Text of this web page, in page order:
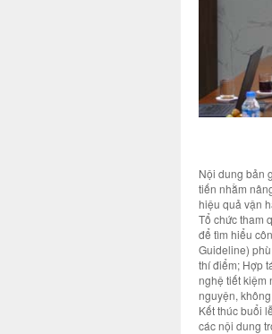
Nội dung bản
tiến nhằm
hiệu quả vận
Tổ chức tham
để tìm hiểu
Guideline)
thí điểm; Hợp
nghệ tiết kiệm
nguyện,
Kết thúc buổi
các nội dung